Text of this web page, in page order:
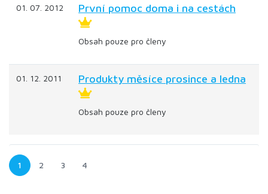
01. 07. 2012 První pomoc doma i na cestách
Obsah pouze pro členy
01. 12. 2011 Produkty měsíce prosince a ledna
Obsah pouze pro členy
1 2 3 4